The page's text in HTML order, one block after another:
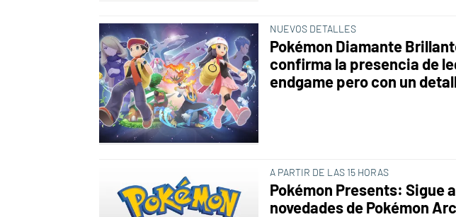
NUEVOS DETALLES
Pokémon Diamante
confirma la presencia de
endgame pero con un
A PARTIR DE LAS 15 HORAS
Pokémon Presents: Sigue
novedades de Pokémon